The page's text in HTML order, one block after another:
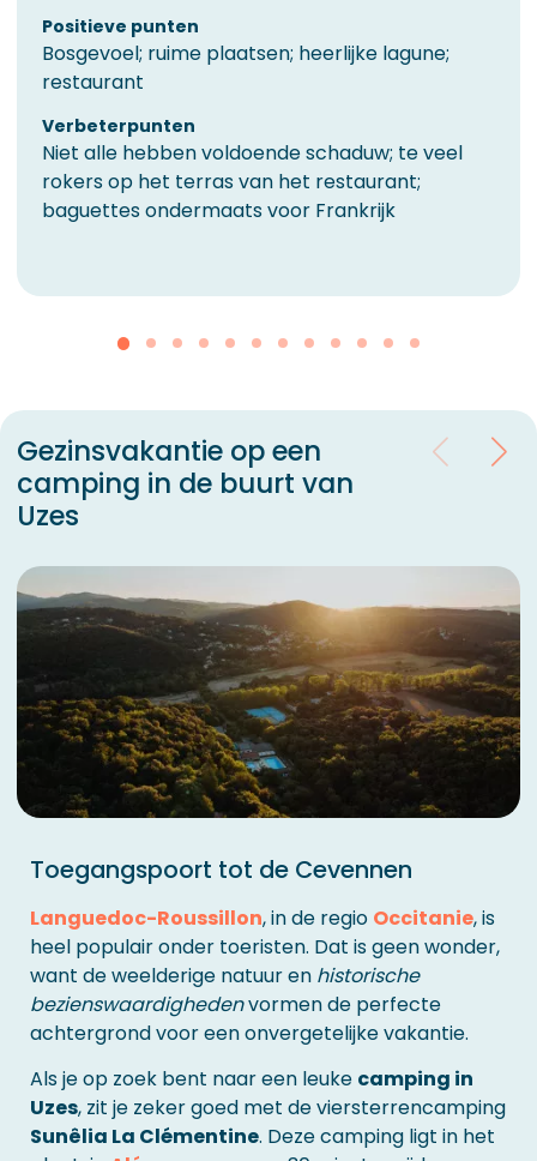
Positieve punten
Bosgevoel; ruime plaatsen; heerlijke lagune;
restaurant
Verbeterpunten
Niet alle hebben voldoende schaduw; te veel
rokers op het terras van het restaurant;
baguettes ondermaats voor Frankrijk
Gezinsvakantie op een
camping in de buurt van
Uzes
Toegangspoort tot de Cevennen
Languedoc-Roussillon, in de regio Occitanie, is
heel populair onder toeristen. Dat is geen wonder,
want de weelderige natuur en historische
bezienswaardighedenvormen de perfecte
achtergrond voor een onvergetelijke vakantie.
Als je op zoek bent naar een leuke camping in
Uzes, zit je zeker goed met de viersterrencamping
Sunêlia La Clémentine. Deze camping ligt in het